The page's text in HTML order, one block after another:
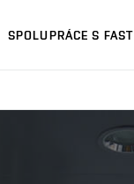
SPOLUPRÁCE S FAST